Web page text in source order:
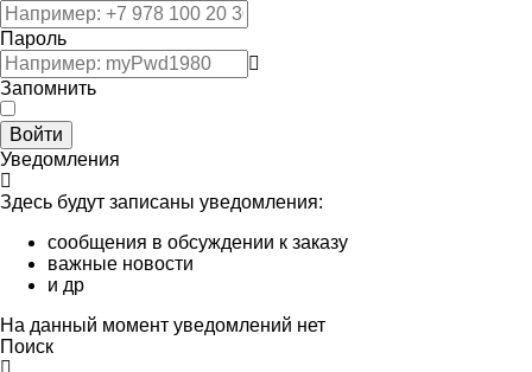
Пароль
Запомнить
Войти
Уведомления
Здесь будут записаны уведомления:
сообщения в обсуждении к заказу
важные новости
и др
На данный момент уведомлений нет
Поиск